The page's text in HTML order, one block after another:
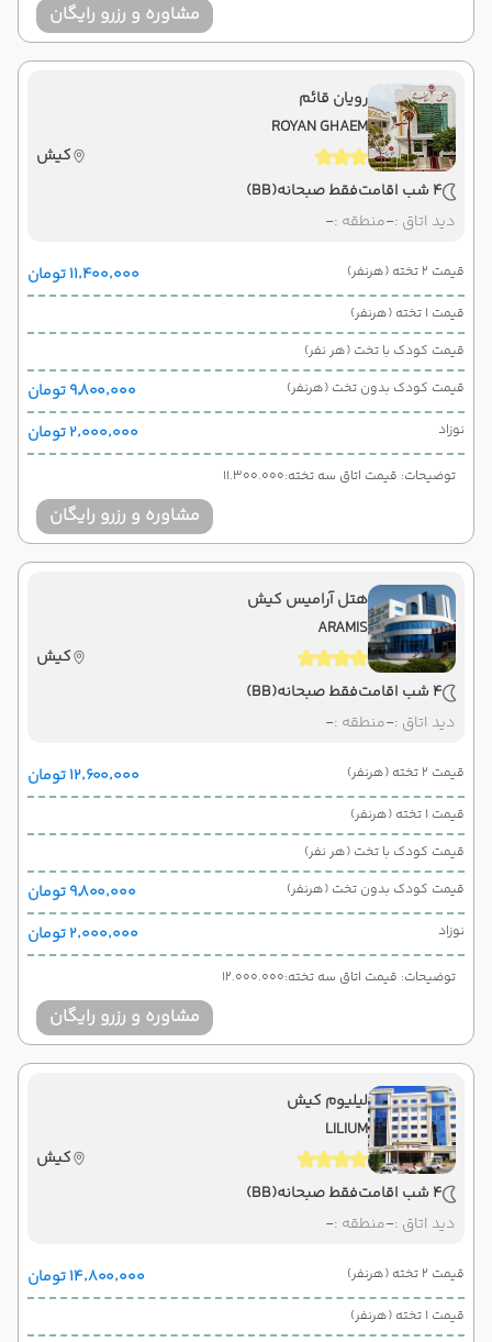
مشاوره و رزرو رایگان
رویان قائم
ROYAN GHAEM
کیش
4 شب اقامت
فقط صبحانه(BB)
دید اتاق :-منطقه :-
قیمت 2 تخته (هرنفر) ۱۱٬۴۰۰٬۰۰۰ تومان
قیمت 1 تخته (هرنفر)
قیمت کودک با تخت (هر نفر)
قیمت کودک بدون تخت (هرنفر)
۹٬۸۰۰٬۰۰۰ تومان
نوزاد ۲٬۰۰۰٬۰۰۰ تومان
توضیحات: قیمت اتاق سه تخته:11.300.000
مشاوره و رزرو رایگان
هتل آرامیس کیش
ARAMIS
کیش
4 شب اقامت
فقط صبحانه(BB)
دید اتاق :-منطقه :-
قیمت 2 تخته (هرنفر) ۱۲٬۶۰۰٬۰۰۰ تومان
قیمت 1 تخته (هرنفر)
قیمت کودک با تخت (هر نفر)
قیمت کودک بدون تخت (هرنفر)
۹٬۸۰۰٬۰۰۰ تومان
نوزاد ۲٬۰۰۰٬۰۰۰ تومان
توضیحات: قیمت اتاق سه تخته:12.000.000
مشاوره و رزرو رایگان
لیلیوم کیش
LILIUM
کیش
4 شب اقامت
فقط صبحانه(BB)
دید اتاق :-منطقه :-
قیمت 2 تخته (هرنفر) ۱۴٬۸۰۰٬۰۰۰ تومان
قیمت 1 تخته (هرنفر)